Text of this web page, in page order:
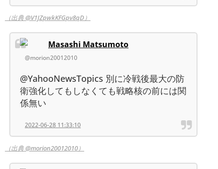
（出典 @V1JZpwkKFGpv8qD）
Masashi Matsumoto
@morion20012010
@YahooNewsTopics 別に冷戦後最大の防
衛強化してもしなくても戦略核の前には関
係無い
2022-06-28 11:33:10
（出典 @morion20012010）